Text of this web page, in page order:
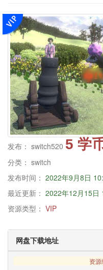
发布： switch520 5 学
分类： switch
发布时间： 2022年9月8日
最近更新： 2022年12月15日
资源类型： VIP
网盘下载地址
资源